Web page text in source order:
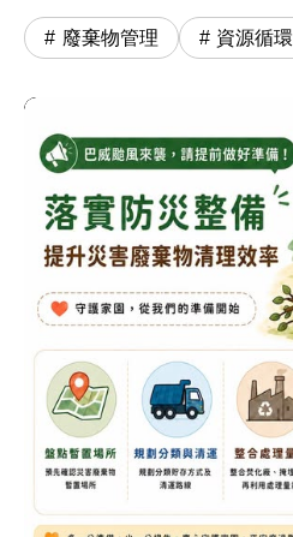
廢棄物管理 資源循環